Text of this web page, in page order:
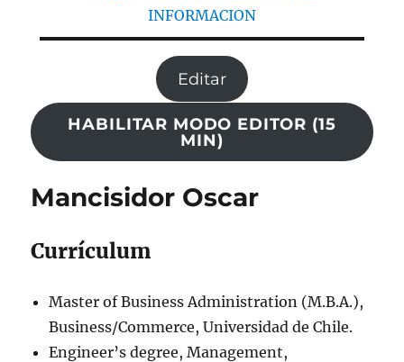
Mancisidor Oscar
Currículum
Master of Business Administration (M.B.A.),
Business/Commerce, Universidad de Chile.
Engineer’s degree, Management,
INFORMACION
Editar
HABILITAR MODO EDITOR (15
MIN)